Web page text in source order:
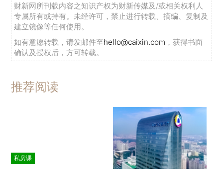
财新网所刊载内容之知识产权为财新传媒及/或相关权利人
专属所有或持有。未经许可，禁止进行转载、摘编、复制及
建立镜像等任何使用。
如有意愿转载，请发邮件至hello@caixin.com ，获得书面
确认及授权后，方可转载。
推荐阅读
私房课